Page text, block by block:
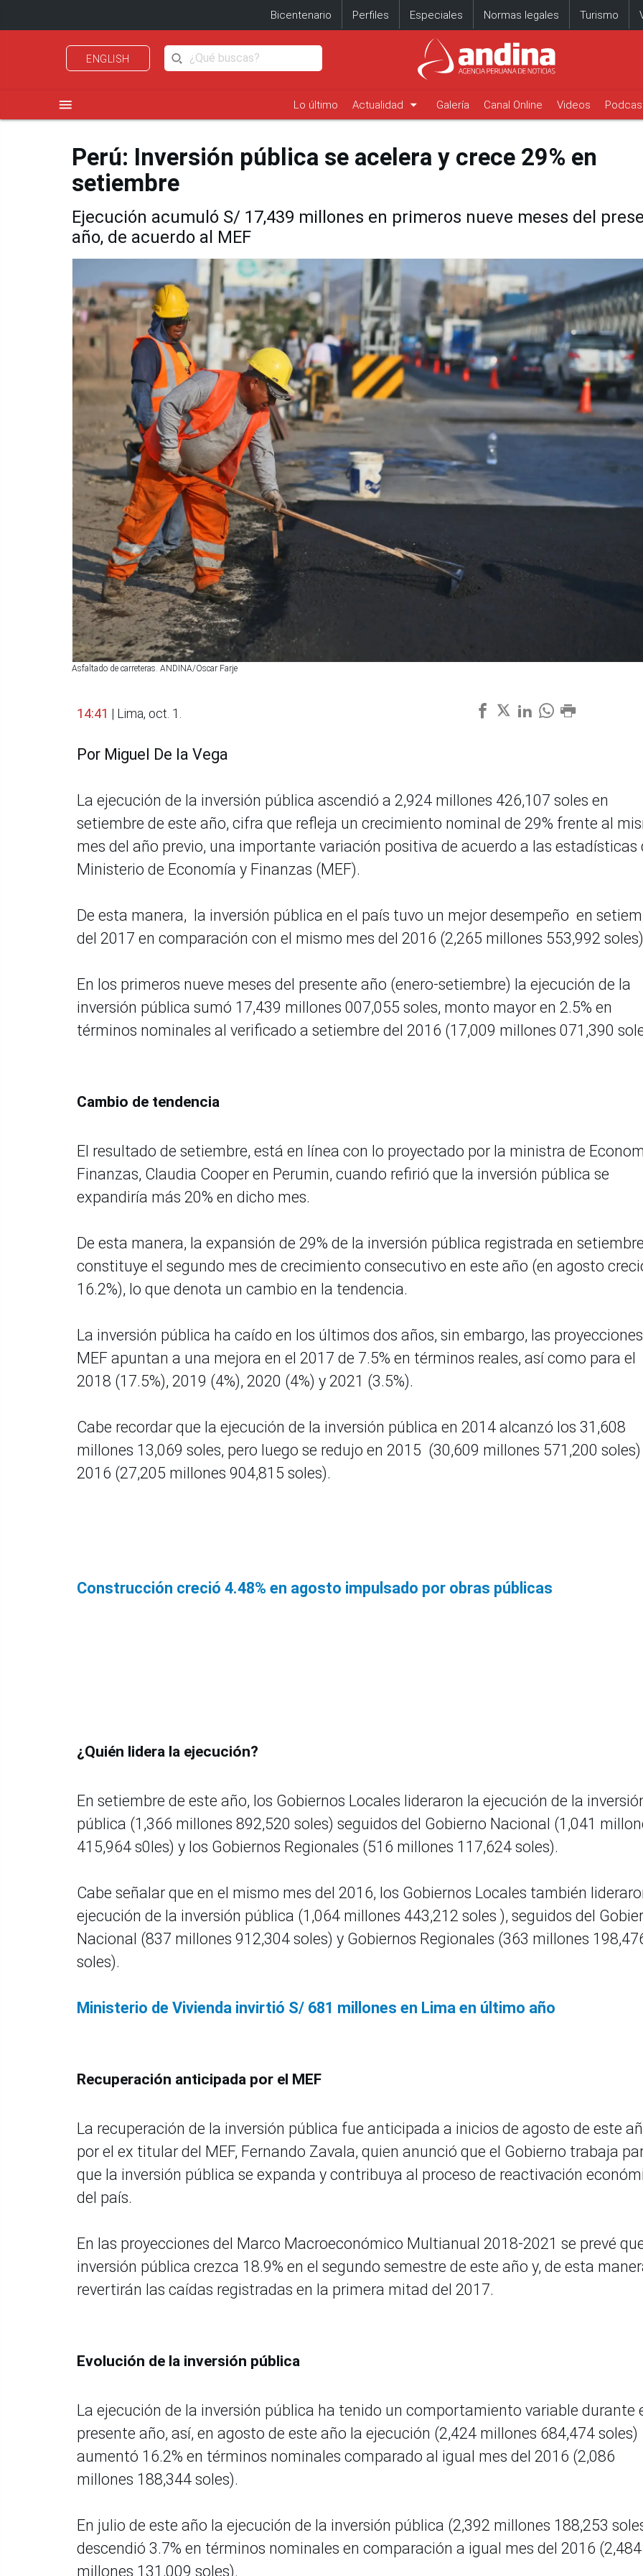
Bicentenario Perfiles Especiales Normas legales Turismo
ENGLISH
menu Lo último Actualidad arrow_drop_down Galería Canal Online Videos
Perú: Inversión pública se acelera y crece 29% en
setiembre
Ejecución acumuló S/ 17,439 millones en primeros nueve meses del
año, de acuerdo al MEF
Asfaltado de carreteras. ANDINA/Oscar Farje
14:41 | Lima, oct. 1.
Por Miguel De la Vega
La ejecución de la inversión pública ascendió a 2,924 millones 426,107 soles en
setiembre de este año, cifra que refleja un crecimiento nominal de 29% frente al
mes del año previo, una importante variación positiva de acuerdo a las estadísticas
Ministerio de Economía y Finanzas (MEF).
De esta manera, la inversión pública en el país tuvo un mejor desempeño en
del 2017 en comparación con el mismo mes del 2016 (2,265 millones 553,992
En los primeros nueve meses del presente año (enero-setiembre) la ejecución de la
inversión pública sumó 17,439 millones 007,055 soles, monto mayor en 2.5% en
términos nominales al verificado a setiembre del 2016 (17,009 millones 071,390
Cambio de tendencia
El resultado de setiembre, está en línea con lo proyectado por la ministra de
Finanzas, Claudia Cooper en Perumin, cuando refirió que la inversión pública se
expandiría más 20% en dicho mes.
De esta manera, la expansión de 29% de la inversión pública registrada en setiembre
constituye el segundo mes de crecimiento consecutivo en este año (en agosto
16.2%), lo que denota un cambio en la tendencia.
La inversión pública ha caído en los últimos dos años, sin embargo, las
MEF apuntan a una mejora en el 2017 de 7.5% en términos reales, así como para el
2018 (17.5%), 2019 (4%), 2020 (4%) y 2021 (3.5%).
Cabe recordar que la ejecución de la inversión pública en 2014 alcanzó los 31,608
millones 13,069 soles, pero luego se redujo en 2015 (30,609 millones 571,200
2016 (27,205 millones 904,815 soles).
Construcción creció 4.48% en agosto impulsado por obras públicas
¿Quién lidera la ejecución?
En setiembre de este año, los Gobiernos Locales lideraron la ejecución de la
pública (1,366 millones 892,520 soles) seguidos del Gobierno Nacional (1,041
415,964 s0les) y los Gobiernos Regionales (516 millones 117,624 soles).
Cabe señalar que en el mismo mes del 2016, los Gobiernos Locales también
ejecución de la inversión pública (1,064 millones 443,212 soles ), seguidos del
Nacional (837 millones 912,304 soles) y Gobiernos Regionales (363 millones
soles).
Ministerio de Vivienda invirtió S/ 681 millones en Lima en último año
Recuperación anticipada por el MEF
La recuperación de la inversión pública fue anticipada a inicios de agosto de este
por el ex titular del MEF, Fernando Zavala, quien anunció que el Gobierno trabaja
que la inversión pública se expanda y contribuya al proceso de reactivación
del país.
En las proyecciones del Marco Macroeconómico Multianual 2018-2021 se prevé
inversión pública crezca 18.9% en el segundo semestre de este año y, de esta
revertirán las caídas registradas en la primera mitad del 2017.
Evolución de la inversión pública
La ejecución de la inversión pública ha tenido un comportamiento variable durante
presente año, así, en agosto de este año la ejecución (2,424 millones 684,474 soles)
aumentó 16.2% en términos nominales comparado al igual mes del 2016 (2,086
millones 188,344 soles).
En julio de este año la ejecución de la inversión pública (2,392 millones 188,253
descendió 3.7% en términos nominales en comparación a igual mes del 2016 (2,484
millones 131,009 soles).